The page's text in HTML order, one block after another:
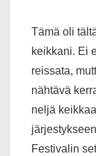
Tämä oli
keikkani. Ei
reissata,
nähtävä
neljä
Festivalin